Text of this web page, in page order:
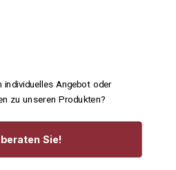
individuelles Angebot oder
zu unseren Produkten?
Sie!